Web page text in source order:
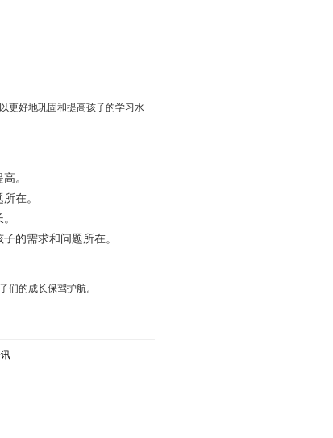
更好地巩固和提高孩子的学习水
。
在。
的需求和问题所在。
们的成长保驾护航。